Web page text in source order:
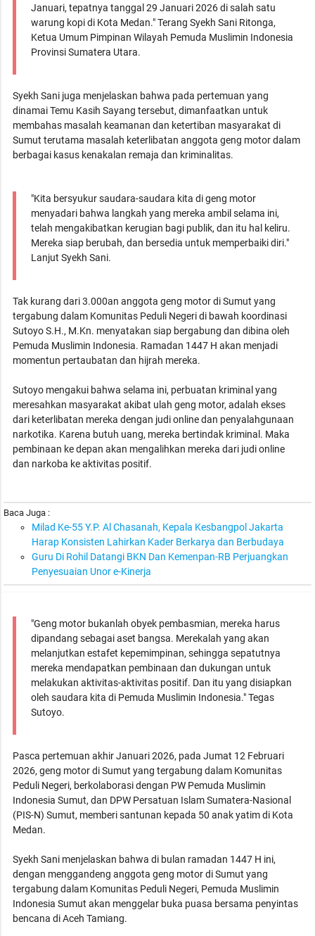
Januari, tepatnya tanggal 29 Januari 2026 di salah satu
warung kopi di Kota Medan." Terang Syekh Sani Ritonga,
Ketua Umum Pimpinan Wilayah Pemuda Muslimin Indonesia
Provinsi Sumatera Utara.
Syekh Sani juga menjelaskan bahwa pada pertemuan yang
dinamai Temu Kasih Sayang tersebut, dimanfaatkan untuk
membahas masalah keamanan dan ketertiban masyarakat di
Sumut terutama masalah keterlibatan anggota geng motor dalam
berbagai kasus kenakalan remaja dan kriminalitas.
"Kita bersyukur saudara-saudara kita di geng motor
menyadari bahwa langkah yang mereka ambil selama ini,
telah mengakibatkan kerugian bagi publik, dan itu hal keliru.
Mereka siap berubah, dan bersedia untuk memperbaiki diri."
Lanjut Syekh Sani.
Tak kurang dari 3.000an anggota geng motor di Sumut yang
tergabung dalam Komunitas Peduli Negeri di bawah koordinasi
Sutoyo S.H., M.Kn. menyatakan siap bergabung dan dibina oleh
Pemuda Muslimin Indonesia. Ramadan 1447 H akan menjadi
momentun pertaubatan dan hijrah mereka.
Sutoyo mengakui bahwa selama ini, perbuatan kriminal yang
meresahkan masyarakat akibat ulah geng motor, adalah ekses
dari keterlibatan mereka dengan judi online dan penyalahgunaan
narkotika. Karena butuh uang, mereka bertindak kriminal. Maka
pembinaan ke depan akan mengalihkan mereka dari judi online
dan narkoba ke aktivitas positif.
Baca Juga :
Milad Ke-55 Y.P. Al Chasanah, Kepala Kesbangpol Jakarta
Harap Konsisten Lahirkan Kader Berkarya dan Berbudaya
Guru Di Rohil Datangi BKN Dan Kemenpan-RB Perjuangkan
Penyesuaian Unor e-Kinerja
"Geng motor bukanlah obyek pembasmian, mereka harus
dipandang sebagai aset bangsa. Merekalah yang akan
melanjutkan estafet kepemimpinan, sehingga sepatutnya
mereka mendapatkan pembinaan dan dukungan untuk
melakukan aktivitas-aktivitas positif. Dan itu yang disiapkan
oleh saudara kita di Pemuda Muslimin Indonesia." Tegas
Sutoyo.
Pasca pertemuan akhir Januari 2026, pada Jumat 12 Februari
2026, geng motor di Sumut yang tergabung dalam Komunitas
Peduli Negeri, berkolaborasi dengan PW Pemuda Muslimin
Indonesia Sumut, dan DPW Persatuan Islam Sumatera-Nasional
(PIS-N) Sumut, memberi santunan kepada 50 anak yatim di Kota
Medan.
Syekh Sani menjelaskan bahwa di bulan ramadan 1447 H ini,
dengan menggandeng anggota geng motor di Sumut yang
tergabung dalam Komunitas Peduli Negeri, Pemuda Muslimin
Indonesia Sumut akan menggelar buka puasa bersama penyintas
bencana di Aceh Tamiang.